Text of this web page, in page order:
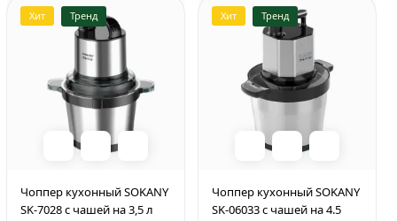
Хит Тренд
Чоппер кухонный SOKANY
SK-7028 с чашей на 3,5 л
Хит Тренд
Чоппер кухонный SOKANY
SK-06033 с чашей на 4.5